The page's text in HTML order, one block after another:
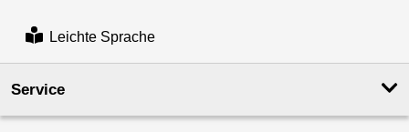
Leichte Sprache
Service